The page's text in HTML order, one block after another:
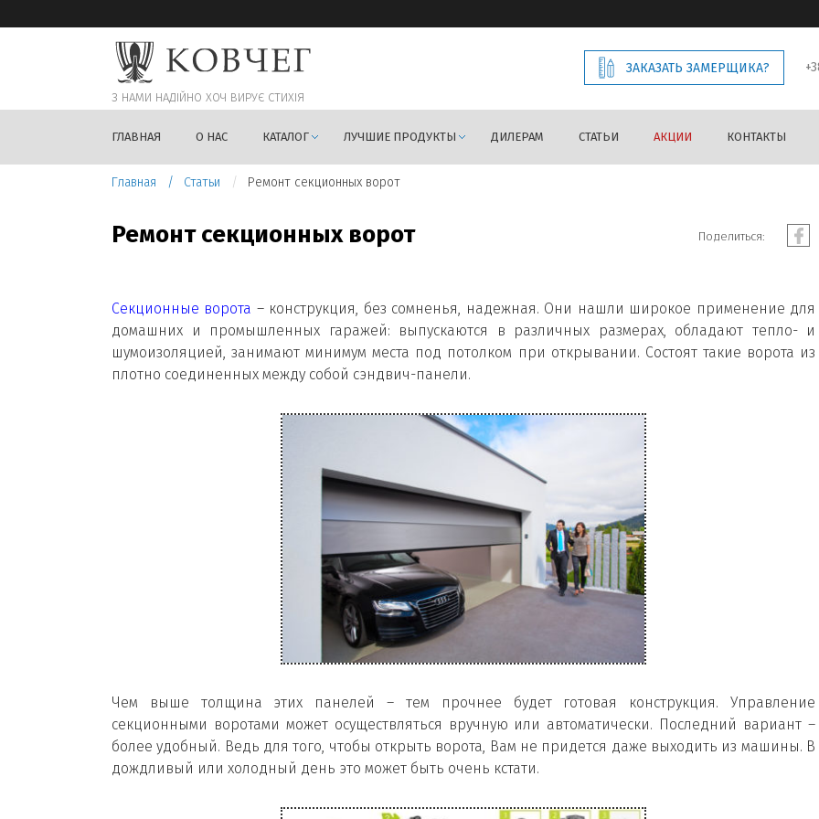
З НАМИ НАДIЙНО ХОЧ ВИРУЄ СТИХIЯ
ЗАКАЗАТЬ ЗАМЕРЩИКА?
ГЛАВНАЯ О НАС КАТАЛОГ ЛУЧШИЕ ПРОДУКТЫ ДИЛЕРАМ СТАТЬИ АКЦИИ КОНТАКТЫ
Главная Статьи Ремонт секционных ворот
Ремонт секционных ворот Поделиться:
Секционные ворота – конструкция, без сомненья, надежная. Они нашли широкое применение для
домашних и промышленных гаражей: выпускаются в различных размерах, обладают тепло- и
шумоизоляцией, занимают минимум места под потолком при открывании. Состоят такие ворота из
плотно соединенных между собой сэндвич-панели.
Чем выше толщина этих панелей – тем прочнее будет готовая конструкция. Управление
секционными воротами может осуществляться вручную или автоматически. Последний вариант –
более удобный. Ведь для того, чтобы открыть ворота, Вам не придется даже выходить из машины. В
дождливый или холодный день это может быть очень кстати.